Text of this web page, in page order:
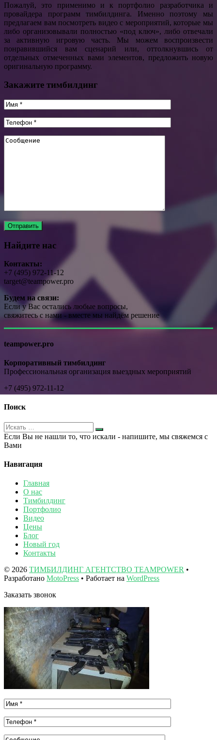
Пожалуй, это применимо и к портфолио разработчика и
провайдера программ тимбилдинга. Именно поэтому мы
предлагаем вам посмотреть видео с мероприятий, которые мы
либо организовывали полностью «под ключ», либо отвечали
за активную игровую часть. Мы можем воспроизвести
понравившийся вам сценарий или, оттолкнувшись от
отдельных отмеченных вами элементов, предложить новую
оригинальную программу.
Закажите тимбилдинг
Найдите нас
Контакты:
+7 (495) 972-11-12
target@teampower.pro
Будем на связи:
Если у Вас остались любые вопросы,
свяжитесь с нами - вместе мы найдём решение
teampower.pro
Корпоративный тимбилдинг
Профессиональная организация выездных мероприятий
+7 (495) 972-11-12
Поиск
Если Вы не нашли то, что искали - напишите, мы свяжемся с
Вами
Навигация
Главная
О нас
Тимбилдинг
Портфолио
Видео
Цены
Блог
Новый год
Контакты
© 2026 ТИМБИЛДИНГ АГЕНТСТВО TEAMPOWER •
Разработано MotoPress • Работает на WordPress
Заказать звонок